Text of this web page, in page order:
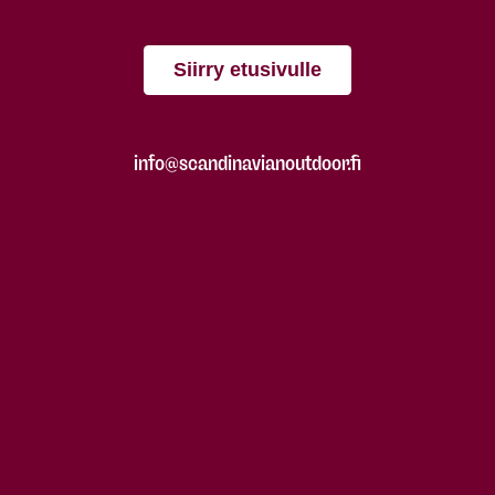
Siirry etusivulle
info@scandinavianoutdoor.fi